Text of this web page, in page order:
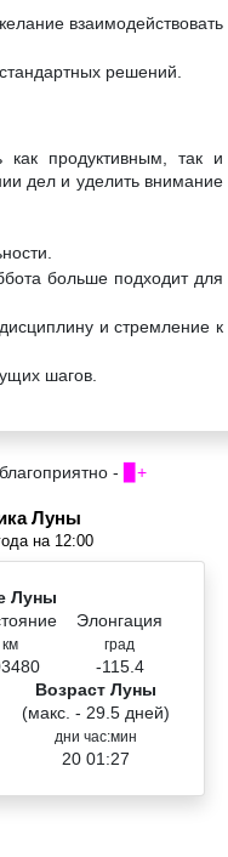
взаимодействовать
решений.
продуктивным, так и
дел и уделить внимание
больше подходит для
и стремление к
шагов.
- ▉+
Луны
на 12:00
Луны
км
Элонгация
град
-115.4
Возраст Луны
(макс. - 29.5 дней)
дни час:мин
20 01:27